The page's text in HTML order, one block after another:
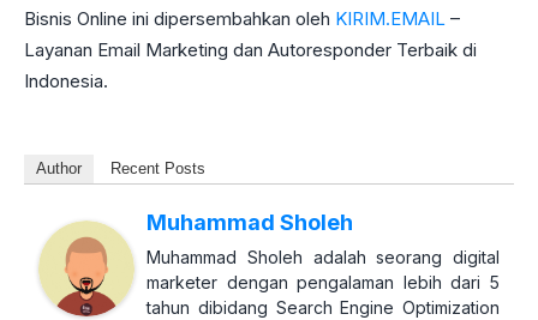
Bisnis Online ini dipersembahkan oleh KIRIM.EMAIL –
Layanan Email Marketing dan Autoresponder Terbaik di
Indonesia.
Author Recent Posts
Muhammad Sholeh
Muhammad Sholeh adalah seorang digital
marketer dengan pengalaman lebih dari 5
tahun dibidang Search Engine Optimization